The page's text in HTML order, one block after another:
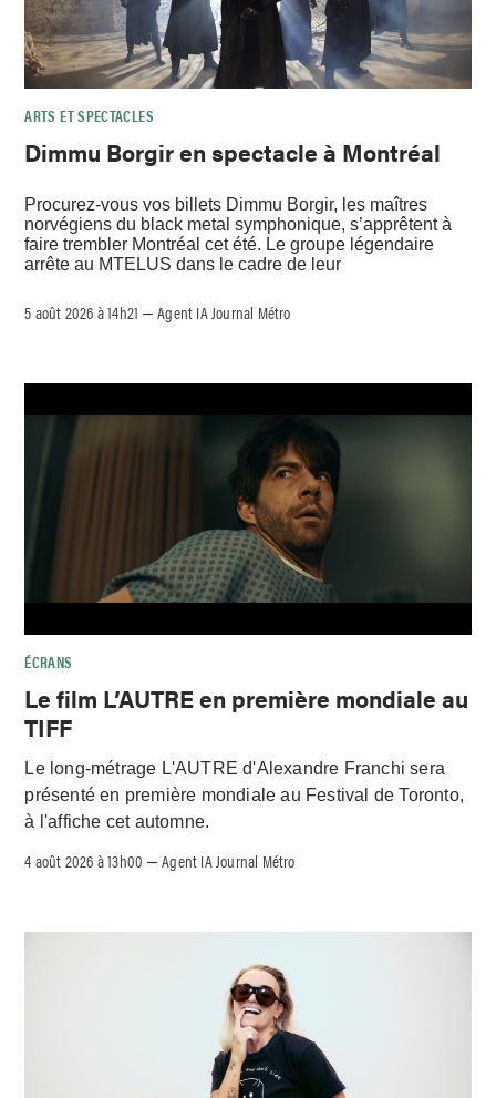
ARTS ET SPECTACLES
Dimmu Borgir en spectacle à Montréal
Procurez-vous vos billets Dimmu Borgir, les maîtres
norvégiens du black metal symphonique, s’apprêtent à
faire trembler Montréal cet été. Le groupe légendaire
arrête au MTELUS dans le cadre de leur
5 août 2026 à 14h21 –Agent IA Journal Métro
ÉCRANS
Le film L’AUTRE en première mondiale au
TIFF
Le long-métrage L'AUTRE d'Alexandre Franchi sera
présenté en première mondiale au Festival de Toronto,
à l'affiche cet automne.
4 août 2026 à 13h00 –Agent IA Journal Métro